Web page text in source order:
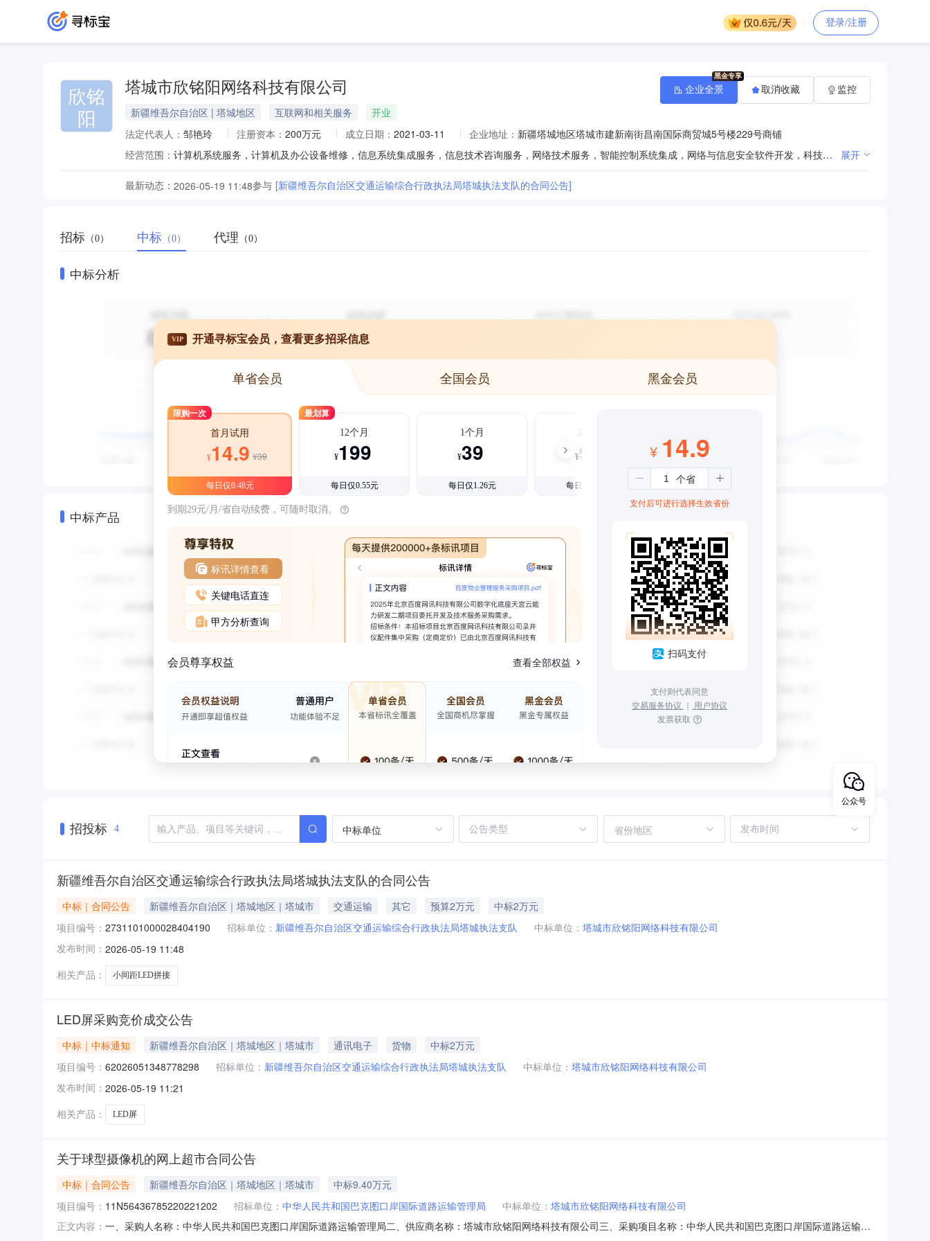
登录/注册
欣铭
阳
塔城市欣铭阳网络科技有限公司
新疆维吾尔自治区 | 塔城地区 互联网和相关服务
开业
法定代表人： 邹艳玲 注册资本： 200万元 成立日期： 2021-03-11 企业地址： 新疆塔城地区塔城市建新南街昌南国际商贸城5号楼229号商铺
经营范围：
计算机系统服务，计算机及办公设备维修，信息系统集成服务，信息技术咨询服务，网络技术服务，智能控制系统集成，网络与信息安全软件开发，科技中介服务，企业管理，安全系统监控服务，配送服务，代驾服务，家政服务，房屋租赁，住宿服务，餐饮服务，商务代理代办服务，家用电器销售及安装服务，住宅水电安装维护服务；销售：互联网设备、计算机软硬件、电子产品、信息安全设备、安防设备、办公设备及耗材、办公用品、玩具、体育用品及器材、家庭用品、针纺织品、卫生洁具、建筑材料、装饰材料、消防器材、农副产品、五金产品、汽车零配件。（依法须经批准的项目，经相关部门批准后方可开展经营活动） 展开
最新动态： 2026-05-19 11:48参与 [新疆维吾尔自治区交通运输综合行政执法局塔城执法支队的合同公告]
企业全景 取消收藏 监控
招标 （0） 中标 （0） 代理 （0）
中标分析
中标产品
VIP 开通寻标宝会员，查看更多招采信息
单省会员 全国会员 黑金会员
限购一次
首月试用
¥14.9 ¥39
每日仅0.48元
最划算
12个月
¥199
每日仅0.55元
1个月
¥39
每日仅1.26元
3个月
¥99
每日仅1.08元
到期29元/月/省自动续费，可随时取消。
标讯详情查看
关键电话直连
甲方分析查询
会员尊享权益 查看全部权益
¥ 14.9
支付后可进行选择生效省份
扫码支付
支付则代表同意
交易服务协议 ｜ 用户协议
发票获取
招投标 4 中标单位 省份地区
新疆维吾尔自治区交通运输综合行政执法局塔城执法支队的合同公告
中标｜合同公告 新疆维吾尔自治区｜塔城地区｜塔城市 交通运输 其它 预算2万元
中标2万元
项目编号： 2731101000028404190 招标单位： 新疆维吾尔自治区交通运输综合行政执法局塔城执法支队 中标单位： 塔城市欣铭阳网络科技有限公司
发布时间： 2026-05-19 11:48
相关产品：
小间距LED拼接
LED屏采购竞价成交公告
中标｜中标通知 新疆维吾尔自治区｜塔城地区｜塔城市 通讯电子 货物
中标2万元
项目编号： 62026051348778298 招标单位： 新疆维吾尔自治区交通运输综合行政执法局塔城执法支队 中标单位： 塔城市欣铭阳网络科技有限公司
发布时间： 2026-05-19 11:21
相关产品：
LED屏
关于球型摄像机的网上超市合同公告
中标｜合同公告 新疆维吾尔自治区｜塔城地区｜塔城市
中标9.40万元
项目编号： 11N56436785220221202 招标单位： 中华人民共和国巴克图口岸国际道路运输管理局 中标单位： 塔城市欣铭阳网络科技有限公司
正文内容： 一、采购人名称：中华人民共和国巴克图口岸国际道路运输管理局二、供应商名称：塔城市欣铭阳网络科技有限公司三、采购项目名称：中华人民共和国巴克图口岸国际道路运输管
公众号